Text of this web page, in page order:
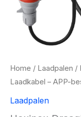
Home / Laadpalen /
Laadkabel – APP-
Laadpalen